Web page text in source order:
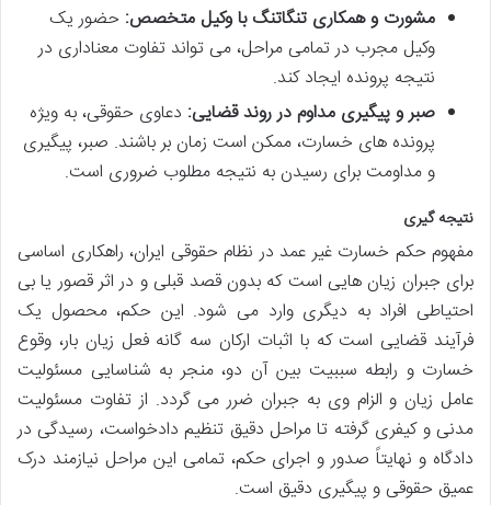
مشورت و همکاری تنگاتنگ با وکیل متخصص: حضور یک
وکیل مجرب در تمامی مراحل، می تواند تفاوت معناداری در
نتیجه پرونده ایجاد کند.
صبر و پیگیری مداوم در روند قضایی: دعاوی حقوقی، به ویژه
پرونده های خسارت، ممکن است زمان بر باشند. صبر، پیگیری
و مداومت برای رسیدن به نتیجه مطلوب ضروری است.
نتیجه گیری
مفهوم حکم خسارت غیر عمد در نظام حقوقی ایران، راهکاری اساسی
برای جبران زیان هایی است که بدون قصد قبلی و در اثر قصور یا بی
احتیاطی افراد به دیگری وارد می شود. این حکم، محصول یک
فرآیند قضایی است که با اثبات ارکان سه گانه فعل زیان بار، وقوع
خسارت و رابطه سببیت بین آن دو، منجر به شناسایی مسئولیت
عامل زیان و الزام وی به جبران ضرر می گردد. از تفاوت مسئولیت
مدنی و کیفری گرفته تا مراحل دقیق تنظیم دادخواست، رسیدگی در
دادگاه و نهایتاً صدور و اجرای حکم، تمامی این مراحل نیازمند درک
عمیق حقوقی و پیگیری دقیق است.